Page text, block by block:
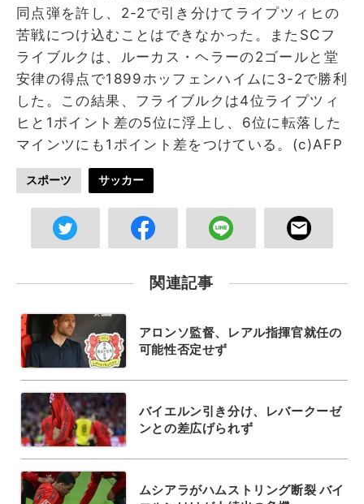
同点弾を許し、2-2で引き分けてライプツィヒの
苦戦につけ込むことはできなかった。またSCフ
ライブルクは、ルーカス・ヘラーの2ゴールと堂
安律の得点で1899ホッフェンハイムに3-2で勝利
した。この結果、フライブルクは4位ライプツィ
ヒと1ポイント差の5位に浮上し、6位に転落した
マインツにも1ポイント差をつけている。(c)AFP
スポーツ サッカー
関連記事
アロンソ監督、レアル指揮官就任の
可能性否定せず
バイエルン引き分け、レバークーゼ
ンとの差広げられず
ムシアラがハムストリング断裂 バイ